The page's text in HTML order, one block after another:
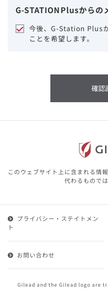
ギリアドは、本サ
細心の注意を払い
供するように努力
性、確実性、妥当
利用することまた
り生じる損害につ
含む）の情報は、
本サイト内の情報
が行なうべきアド
るものではありま
ている情報は、決
1.会員とは、医療関係者
ービスに登録を申し込みギ
いいます。
けることができます。
G-STATIONPlusからの
今後、G-Station Plus
ことを希望します。
確認
このウェブサイト上に含まれる情
代わるもので
Gilead and the Gilead logo are
プライバシー・ステイトメン
ト
お問い合わせ